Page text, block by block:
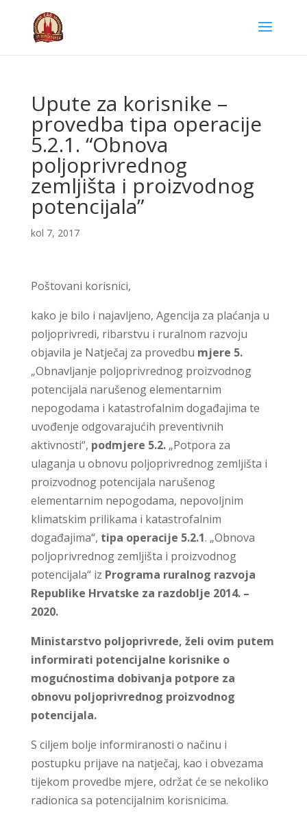
Upute za korisnike –
provedba tipa operacije
5.2.1. “Obnova
poljoprivrednog
zemljišta i proizvodnog
potencijala”
kol 7, 2017
Poštovani korisnici,
kako je bilo i najavljeno, Agencija za plaćanja u
poljoprivredi, ribarstvu i ruralnom razvoju
objavila je Natječaj za provedbu mjere 5.
„Obnavljanje poljoprivrednog proizvodnog
potencijala narušenog elementarnim
nepogodama i katastrofalnim događajima te
uvođenje odgovarajućih preventivnih
aktivnosti“, podmjere 5.2.„Potpora za
ulaganja u obnovu poljoprivrednog zemljišta i
proizvodnog potencijala narušenog
elementarnim nepogodama, nepovoljnim
klimatskim prilikama i katastrofalnim
događajima“, tipa operacije 5.2.1. „Obnova
poljoprivrednog zemljišta i proizvodnog
potencijala“ iz Programa ruralnog razvoja
Republike Hrvatske za razdoblje 2014. –
2020.
Ministarstvo poljoprivrede, želi ovim putem
informirati potencijalne korisnike o
mogućnostima dobivanja potpore za
obnovu poljoprivrednog proizvodnog
potencijala.
S ciljem bolje informiranosti o načinu i
postupku prijave na natječaj, kao i obvezama
tijekom provedbe mjere, održat će se nekoliko
radionica sa potencijalnim korisnicima.